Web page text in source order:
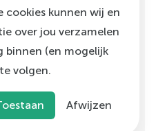
cookies kunnen wij en
over jou verzamelen
binnen (en mogelijk
volgen.
Afwijzen